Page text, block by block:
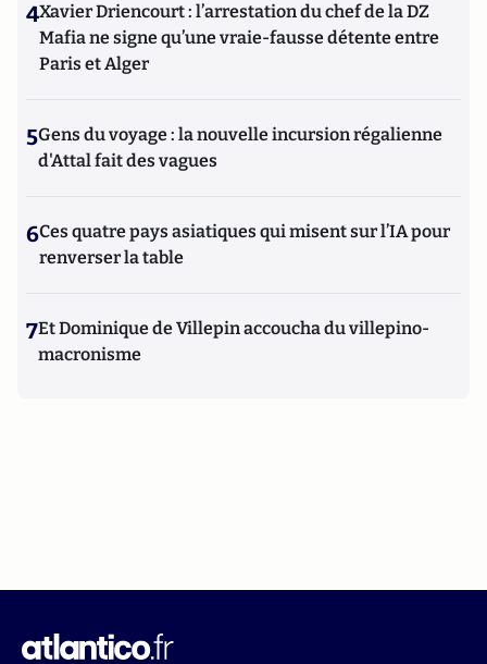
4Xavier Driencourt : l’arrestation du chef de la DZ
Mafia ne signe qu’une vraie-fausse détente entre
Paris et Alger
5Gens du voyage : la nouvelle incursion régalienne
d'Attal fait des vagues
6Ces quatre pays asiatiques qui misent sur l’IA pour
renverser la table
7Et Dominique de Villepin accoucha du villepino-
macronisme